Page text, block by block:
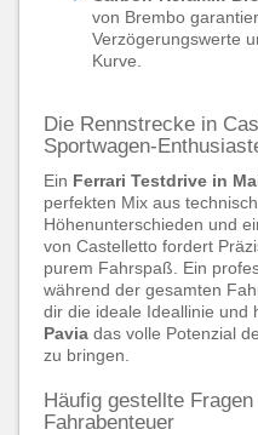
von Brembo
Verzögerungswerte
Kurve.
Die Rennstrecke in
Sportwagen-
Ein Ferrari Testdrive in
perfekten Mix aus
Höhenunterschieden und
von Castelletto fordert
purem Fahrspaß. Ein
während der gesamten
dir die ideale Ideallinie und
Pavia das volle Potenzial
zu bringen.
Häufig gestellte
Fahrabenteuer